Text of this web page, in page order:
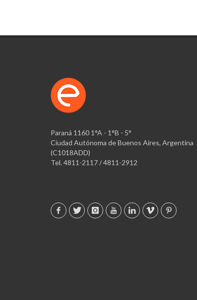
Paraná 1160 1°A - 1°B - 5°
Ciudad Autónoma de Buenos Aires, Argentina
(C1018ADD)
Tel. 4811-2117 / 4811-2912